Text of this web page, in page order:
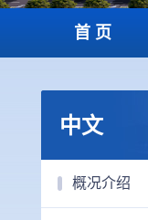
首 页
中文
概况介绍